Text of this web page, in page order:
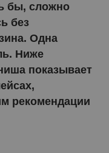
бы, сложно
без
Одна
Ниже
показывает
рекомендации